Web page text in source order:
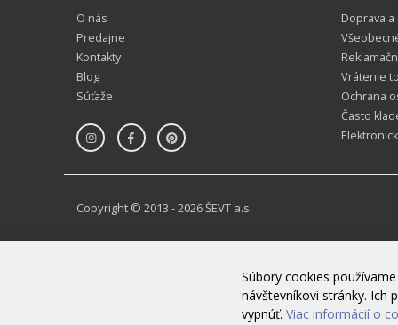
O nás
Predajne
Kontakty
Blog
Súťaže
Doprava
Vrátenie
Ochrana
Často
Copyright © 2013 - 2026 ŠEVT a.s.
Súbory cookies
návštevníkovi stránky. Ich
vypnúť. Viac informácií o